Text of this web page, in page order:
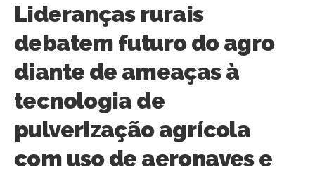
Lideranças rurais
debatem futuro do agro
diante de ameaças à
tecnologia de
pulverização agrícola
com uso de aeronaves e